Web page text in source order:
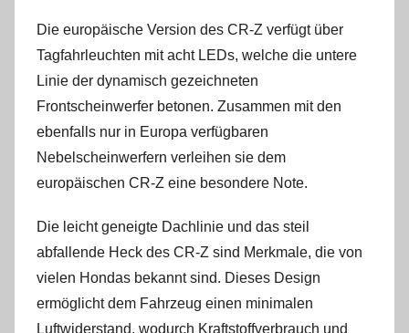
Die europäische Version des CR-Z verfügt über
Tagfahrleuchten mit acht LEDs, welche die untere
Linie der dynamisch gezeichneten
Frontscheinwerfer betonen. Zusammen mit den
ebenfalls nur in Europa verfügbaren
Nebelscheinwerfern verleihen sie dem
europäischen CR-Z eine besondere Note.
Die leicht geneigte Dachlinie und das steil
abfallende Heck des CR-Z sind Merkmale, die von
vielen Hondas bekannt sind. Dieses Design
ermöglicht dem Fahrzeug einen minimalen
Luftwiderstand, wodurch Kraftstoffverbrauch und